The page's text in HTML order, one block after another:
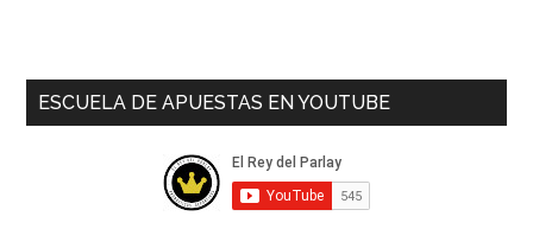
ESCUELA DE APUESTAS EN YOUTUBE